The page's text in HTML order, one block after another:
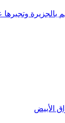
بالجزيرة
الأبيض